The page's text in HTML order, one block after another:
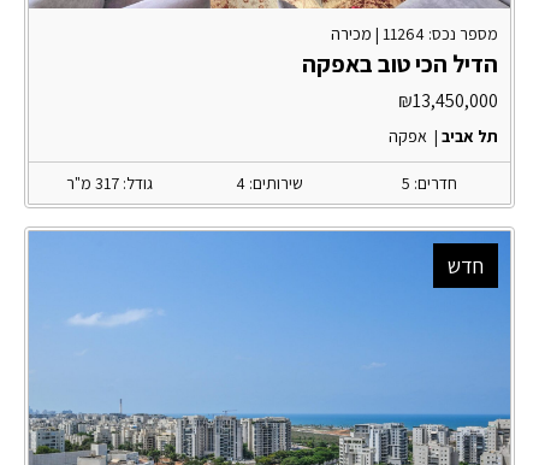
מספר נכס: 11264 | מכירה
הדיל הכי טוב באפקה
₪13,450,000
תל אביב | אפקה
חדרים: 5 שירותים: 4 גודל: 317 מ"ר
חדש